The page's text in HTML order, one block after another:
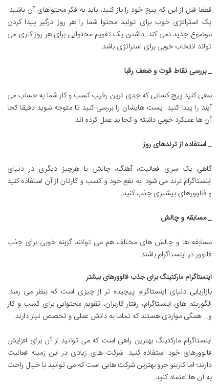
قطعا قبل از این که پیج خود را باز کنید، باید به فکر محتواهای آن باشید.
یک استراتژی خوب برای تولید محتوا شما را هر روز درگیر پیدا کردن
موضوع جدید نمی کند. داشتن یک تقویم محتوایی برای هر روز کاری می
تواند انتخاب خوبی برای استراتژی باشد.
_ بررسی نقاط قوت و ضعف رقبا
سعی کنید پیج کسانی که جدی ترین رقیب کسب و کار شما به حساب می
آیند را پیدا کنید. پست هایشان را بررسی کنید تا متوجه شوید دقیقا کجا
آن ها عملکرد خوبی داشته و کجا بد عمل کرده اند.
_ استفاده از ترندهای روز
گاهی یک سری فعالیت، آهنگ، چالش یا هرچیز دیگری در دنیای
اینستاگرام ترند می شود. به نفع خود و کسب و کارتان از آن استفاده کنید
و فالوورهای بیشتری جذب کنید.
_ مسابقه و چالش
مسابقه ها و چالش های مختلف هم می توانند گزینه خوبی برای جذب
فالوور در اینستاگرام باشند.
اینستاگرام مارکتینگ برای جذب فالوورهای بیشتر
بازاریابی دنیای اینستاگرام پیچیده تر از چیزی است که بنظر می رسد.
الگوریتم های اینستاگرام، رفتار کاربران، تقویم محتوایی برای کسب و کار
و… همگی مواردی هستند که تماما به دانش عملی و تخصص نیاز دارند.
اینستاگرام مارکتینگ بهترین راهی است که می توانید از آن برای افزایش
فالوورهای خود استفاده کنید. شرکت های زیادی در این زمینه فعالیت
دارند؛ اما کارینو جزو بهترین شرکت هایی است که می توانید با خیال راحت
به آن ها اعتماد کنید.